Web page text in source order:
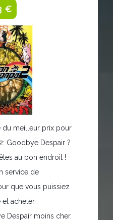
€
du meilleur prix pour
Goodbye Despair ?
au bon endroit !
service de
que vous puissiez
acheter
Despair moins cher.